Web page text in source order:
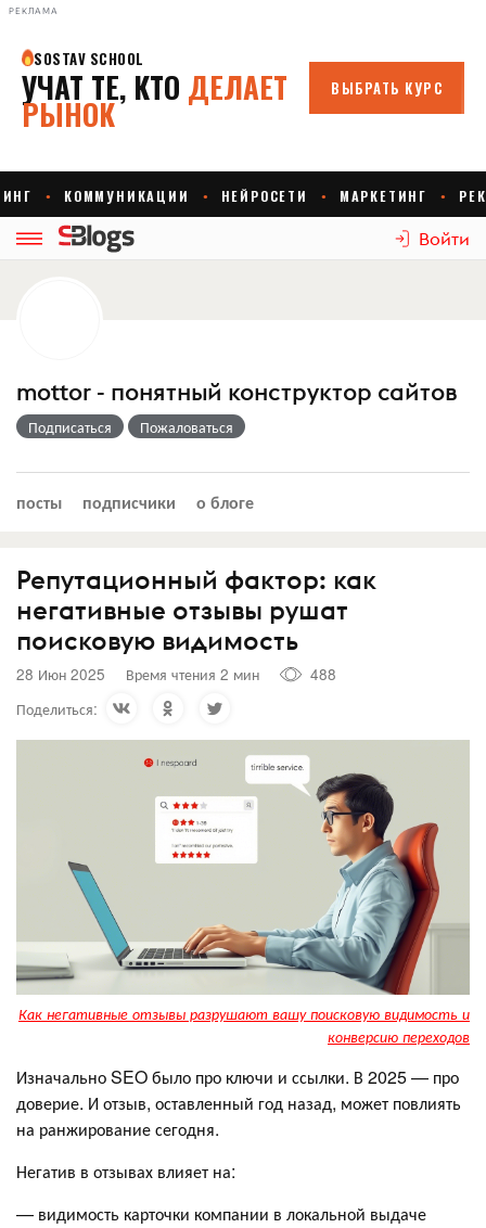
РЕКЛАМА
Войти
mottor - понятный конструктор сайтов
Подписаться Пожаловаться
посты подписчики о блоге
Репутационный фактор: как
негативные отзывы рушат
поисковую видимость
28 Июн 2025 Время чтения 2 мин
488
Поделиться:
Как негативные отзывы разрушают вашу поисковую видимость и
конверсию переходов
Изначально SEO было про ключи и ссылки. В 2025 — про
доверие. И отзыв, оставленный год назад, может повлиять
на ранжирование сегодня.
Негатив в отзывах влияет на:
— видимость карточки компании в локальной выдаче